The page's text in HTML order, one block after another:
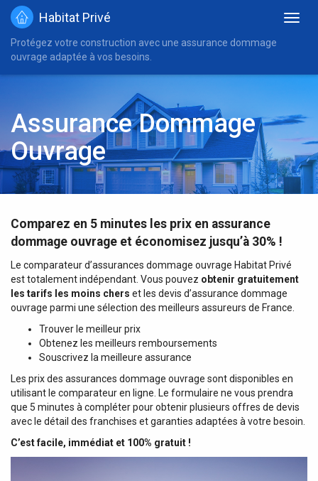
Habitat Privé
Protégez votre construction avec une assurance dommage
ouvrage adaptée à vos besoins.
Assurance Dommage
Ouvrage
Comparez en 5 minutes les prix en assurance
dommage ouvrage et économisez jusqu’à 30% !
Le comparateur d’assurances dommage ouvrage Habitat Privé
est totalement indépendant. Vous pouvez obtenir gratuitement
les tarifs les moins chers et les devis d’assurance dommage
ouvrage parmi une sélection des meilleurs assureurs de France.
Trouver le meilleur prix
Obtenez les meilleurs remboursements
Souscrivez la meilleure assurance
Les prix des assurances dommage ouvrage sont disponibles en
utilisant le comparateur en ligne. Le formulaire ne vous prendra
que 5 minutes à compléter pour obtenir plusieurs offres de devis
avec le détail des franchises et garanties adaptées à votre besoin.
C’est facile, immédiat et 100% gratuit !